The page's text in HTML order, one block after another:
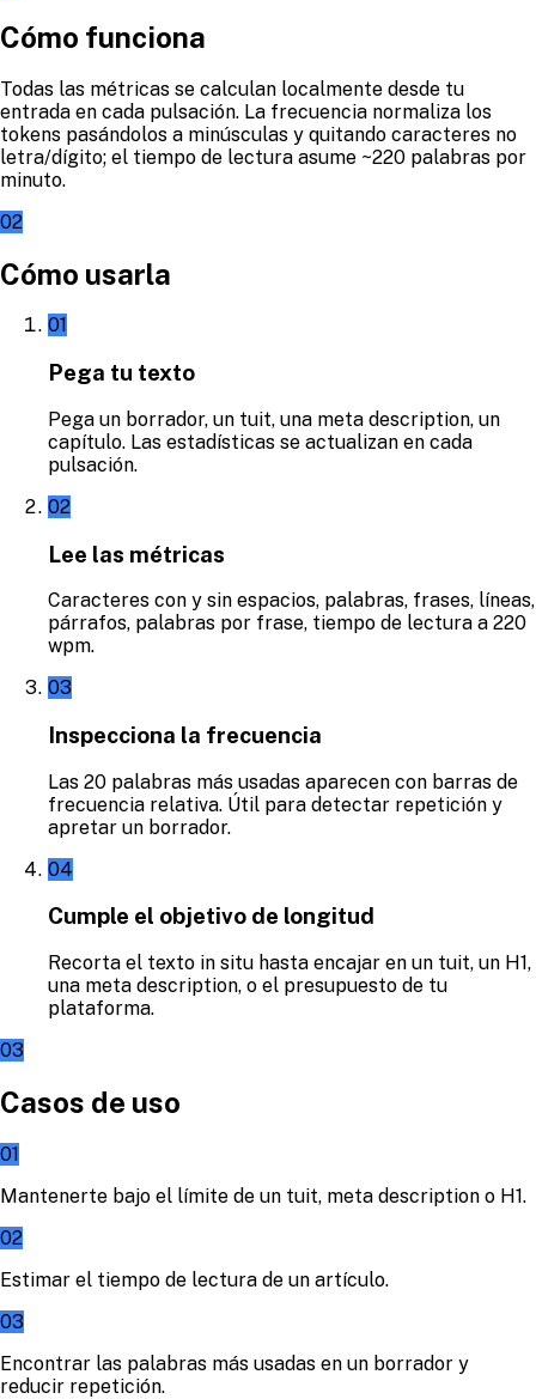
Cómo funciona
Todas las métricas se calculan localmente desde tu
entrada en cada pulsación. La frecuencia normaliza los
tokens pasándolos a minúsculas y quitando caracteres no
letra/dígito; el tiempo de lectura asume ~220 palabras por
minuto.
02
Cómo usarla
01
Pega tu texto
Pega un borrador, un tuit, una meta description, un
capítulo. Las estadísticas se actualizan en cada
pulsación.
02
Lee las métricas
Caracteres con y sin espacios, palabras, frases, líneas,
párrafos, palabras por frase, tiempo de lectura a 220
wpm.
03
Inspecciona la frecuencia
Las 20 palabras más usadas aparecen con barras de
frecuencia relativa. Útil para detectar repetición y
apretar un borrador.
04
Cumple el objetivo de longitud
Recorta el texto in situ hasta encajar en un tuit, un H1,
una meta description, o el presupuesto de tu
plataforma.
03
Casos de uso
01
Mantenerte bajo el límite de un tuit, meta description o H1.
02
Estimar el tiempo de lectura de un artículo.
03
Encontrar las palabras más usadas en un borrador y
reducir repetición.